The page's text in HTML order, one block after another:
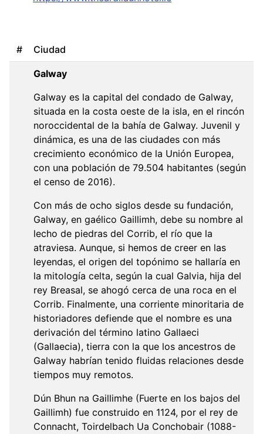
# Ciudad
Galway
Galway es la capital del condado de Galway,
situada en la costa oeste de la isla, en el rincón
noroccidental de la bahía de Galway. Juvenil y
dinámica, es una de las ciudades con más
crecimiento económico de la Unión Europea,
con una población de 79.504 habitantes (según
el censo de 2016).
Con más de ocho siglos desde su fundación,
Galway, en gaélico Gaillimh, debe su nombre al
lecho de piedras del Corrib, el río que la
atraviesa. Aunque, si hemos de creer en las
leyendas, el origen del topónimo se hallaría en
la mitología celta, según la cual Galvia, hija del
rey Breasal, se ahogó cerca de una roca en el
Corrib. Finalmente, una corriente minoritaria de
historiadores defiende que el nombre es una
derivación del término latino Gallaeci
(Gallaecia), tierra con la que los ancestros de
Galway habrían tenido fluidas relaciones desde
tiempos muy remotos.
Dún Bhun na Gaillimhe (Fuerte en los bajos del
Gaillimh) fue construido en 1124, por el rey de
Connacht, Toirdelbach Ua Conchobair (1088-